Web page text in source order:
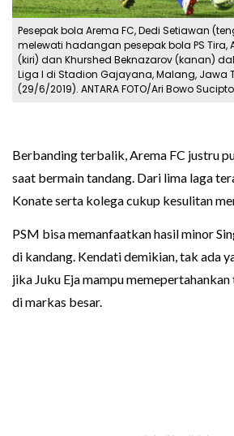
Pesepak bola Arema FC, Dedi Setiawan
melewati hadangan pesepak bola PS Tira,
(kiri) dan Khurshed Beknazarov (kanan)
Liga I di Stadion Gajayana, Malang, Jawa
(29/6/2019). ANTARA FOTO/Ari Bowo Sucipto
Berbanding terbalik, Arema FC justru
saat bermain tandang. Dari lima laga
Konate serta kolega cukup kesulitan
PSM bisa memanfaatkan hasil minor
di kandang. Kendati demikian, tak ada
jika Juku Eja mampu
di markas besar.